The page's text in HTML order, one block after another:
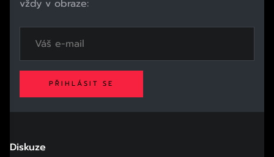
vždy v obraze:
PŘIHLÁSIT SE
Diskuze